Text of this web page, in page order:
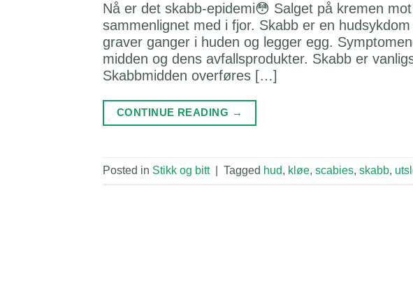
Nå er det skabb-epidemi😳 Salget på kremen
sammenlignet med i fjor. Skabb er en
graver ganger i huden og legger egg.
midden og dens avfallsprodukter. Skabb er
Skabbmidden overføres […]
CONTINUE READING →
Posted in Stikk og bitt Tagged hud, kløe, scabies, skabb,